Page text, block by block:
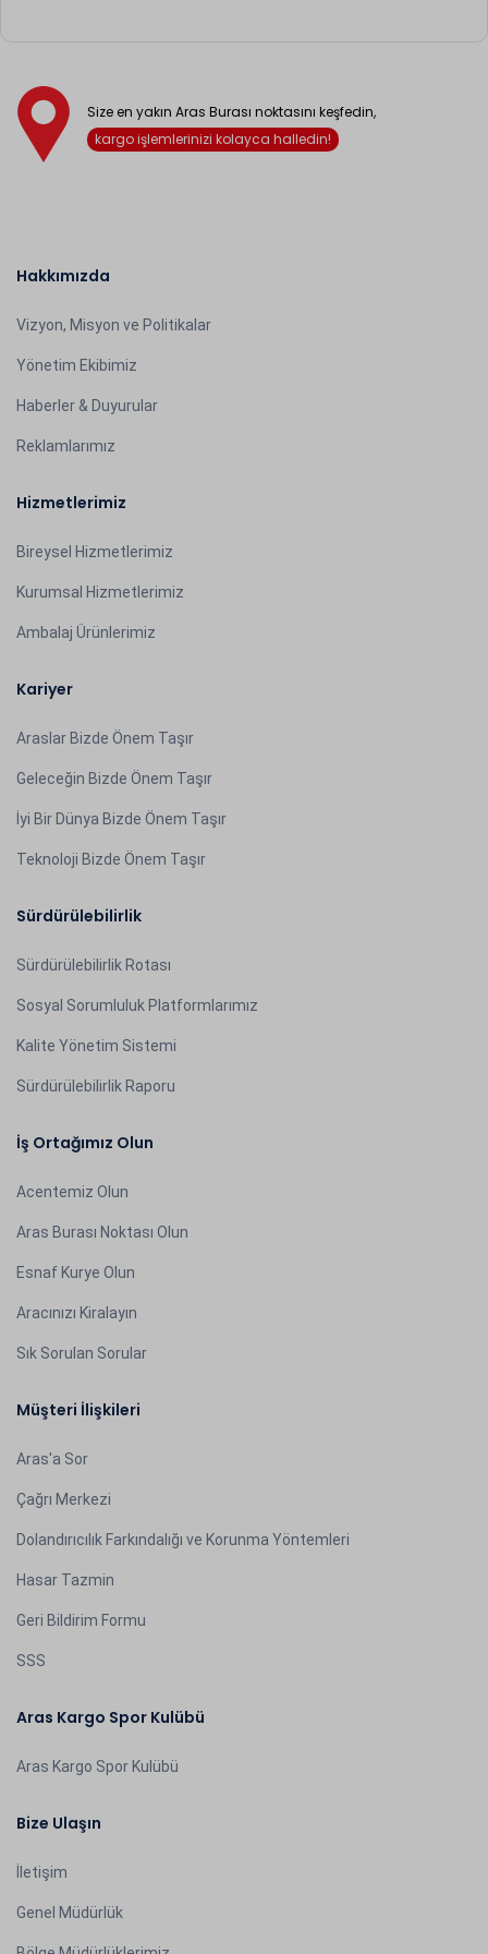
Size en yakın Aras Burası noktasını keşfedin,
kargo işlemlerinizi kolayca halledin!
Hakkımızda
Vizyon, Misyon ve Politikalar
Yönetim Ekibimiz
Haberler & Duyurular
Reklamlarımız
Hizmetlerimiz
Bireysel Hizmetlerimiz
Kurumsal Hizmetlerimiz
Ambalaj Ürünlerimiz
Kariyer
Araslar Bizde Önem Taşır
Geleceğin Bizde Önem Taşır
İyi Bir Dünya Bizde Önem Taşır
Teknoloji Bizde Önem Taşır
Sürdürülebilirlik
Sürdürülebilirlik Rotası
Sosyal Sorumluluk Platformlarımız
Kalite Yönetim Sistemi
Sürdürülebilirlik Raporu
İş Ortağımız Olun
Acentemiz Olun
Aras Burası Noktası Olun
Esnaf Kurye Olun
Aracınızı Kiralayın
Sık Sorulan Sorular
Müşteri İlişkileri
Aras'a Sor
Çağrı Merkezi
Dolandırıcılık Farkındalığı ve Korunma Yöntemleri
Hasar Tazmin
Geri Bildirim Formu
SSS
Aras Kargo Spor Kulübü
Aras Kargo Spor Kulübü
Bize Ulaşın
İletişim
Genel Müdürlük